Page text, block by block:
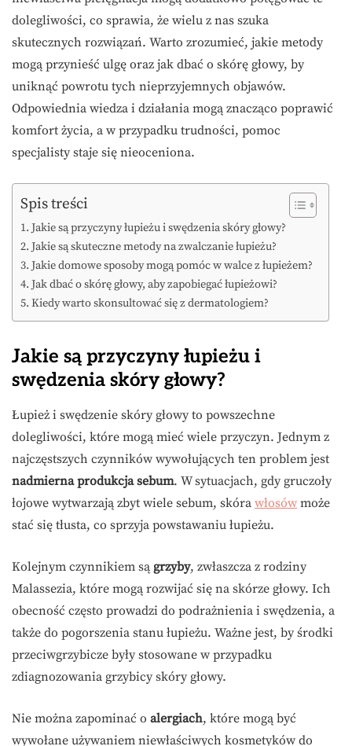
dolegliwości, co sprawia, że wielu z nas szuka
skutecznych rozwiązań. Warto zrozumieć, jakie metody
mogą przynieść ulgę oraz jak dbać o skórę głowy, by
uniknąć powrotu tych nieprzyjemnych objawów.
Odpowiednia wiedza i działania mogą znacząco poprawić
komfort życia, a w przypadku trudności, pomoc
specjalisty staje się nieoceniona.
Spis treści
Jakie są przyczyny łupieżu i swędzenia skóry głowy?
Jakie są skuteczne metody na zwalczanie łupieżu?
Jakie domowe sposoby mogą pomóc w walce z łupieżem?
Jak dbać o skórę głowy, aby zapobiegać łupieżowi?
Kiedy warto skonsultować się z dermatologiem?
Jakie są przyczyny łupieżu i
swędzenia skóry głowy?
Łupież i swędzenie skóry głowy to powszechne
dolegliwości, które mogą mieć wiele przyczyn. Jednym z
najczęstszych czynników wywołujących ten problem jest
nadmierna produkcja sebum. W sytuacjach, gdy gruczoły
łojowe wytwarzają zbyt wiele sebum, skóra włosów może
stać się tłusta, co sprzyja powstawaniu łupieżu.
Kolejnym czynnikiem są grzyby, zwłaszcza z rodziny
Malassezia, które mogą rozwijać się na skórze głowy. Ich
obecność często prowadzi do podrażnienia i swędzenia, a
także do pogorszenia stanu łupieżu. Ważne jest, by środki
przeciwgrzybicze były stosowane w przypadku
zdiagnozowania grzybicy skóry głowy.
Nie można zapominać o alergiach, które mogą być
wywołane używaniem niewłaściwych kosmetyków do